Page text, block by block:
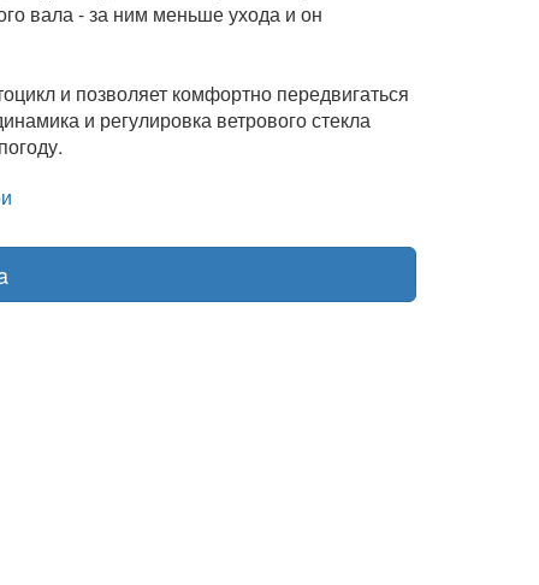
вала - за ним меньше ухода и он
и позволяет комфортно передвигаться
и регулировка ветрового стекла